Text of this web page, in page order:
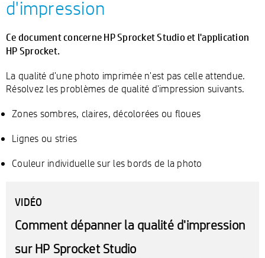
d'impression
Ce document concerne HP Sprocket Studio et l'application
HP Sprocket.
La qualité d'une photo imprimée n'est pas celle attendue.
Résolvez les problèmes de qualité d'impression suivants.
Zones sombres, claires, décolorées ou floues
Lignes ou stries
Couleur individuelle sur les bords de la photo
VIDÉO
Comment dépanner la qualité d'impression
sur HP Sprocket Studio